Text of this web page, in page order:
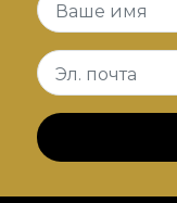
Ваше имя
Эл. почта